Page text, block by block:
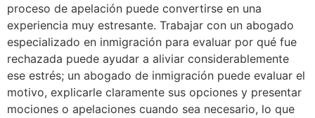
proceso de apelación puede convertirse en una
experiencia muy estresante. Trabajar con un abogado
especializado en inmigración para evaluar por qué fue
rechazada puede ayudar a aliviar considerablemente
ese estrés; un abogado de inmigración puede evaluar el
motivo, explicarle claramente sus opciones y presentar
mociones o apelaciones cuando sea necesario, lo que